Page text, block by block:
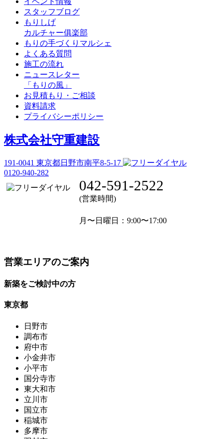
スタッフブログ
もりしげ
カルチャー俱楽部
もりの手づくりマルシェ
よくある質問
施工の流れ
ニュースレター
「もりの風」
お見積もり・ご相談
資料請求
プライバシーポリシー
株式会社守重建設
191-0041 東京都日野市南平8-5-17
0120-940-282
042-591-2522
(営業時間)
月〜日曜日 ：9:00〜17:00
営業エリアのご案内
新築をご検討中の方
東京都
日野市
調布市
府中市
小金井市
小平市
国分寺市
東大和市
立川市
国立市
稲城市
多摩市